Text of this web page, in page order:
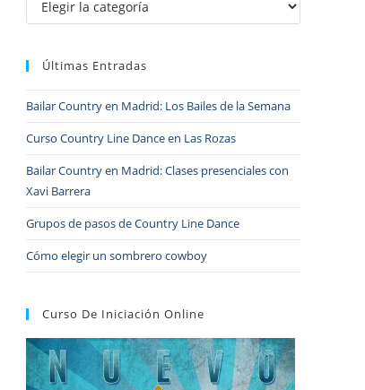
Últimas Entradas
Bailar Country en Madrid: Los Bailes de la Semana
Curso Country Line Dance en Las Rozas
Bailar Country en Madrid: Clases presenciales con
Xavi Barrera
Grupos de pasos de Country Line Dance
Cómo elegir un sombrero cowboy
Curso De Iniciación Online